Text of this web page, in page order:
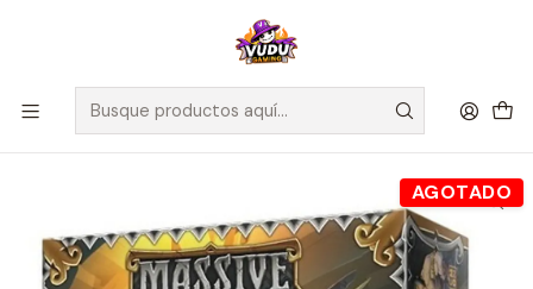
🚀 ¡Despachamos a todo Chile! Envío GRATIS a Regiones sobre
$100.000 y a RM sobre $35.000
Inicio Juegos de Mesa Miniaturas
Massive Darkness - Español
AGOTADO